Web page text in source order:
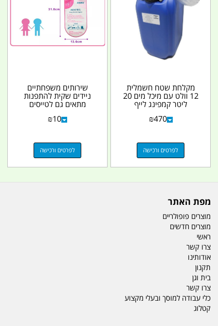
מקלחת שטח חשמלית
12 וולט עם מיכל מים 20
ליטר קמפינג לייף
₪470
לפרטים ורכישה
שירותים משפחתיים
ניידים שקית להתפנות
מתאים גם לטייסים
TOILET עם...₪10
לפרטים ורכישה
מפת האתר
מוצרים פופולריים
מוצרים חדשים
ראשי
צרו קשר
אודותינו
תקנון
בית וגן
צרו קשר
כלי עבודה למוסך ובעלי מקצוע
קטלוג